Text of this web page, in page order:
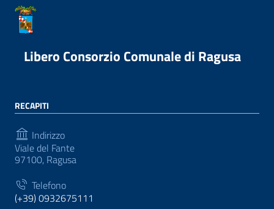
Libero Consorzio Comunale di Ragusa
RECAPITI
Indirizzo
Viale del Fante
97100, Ragusa
Telefono
(+39) 0932675111